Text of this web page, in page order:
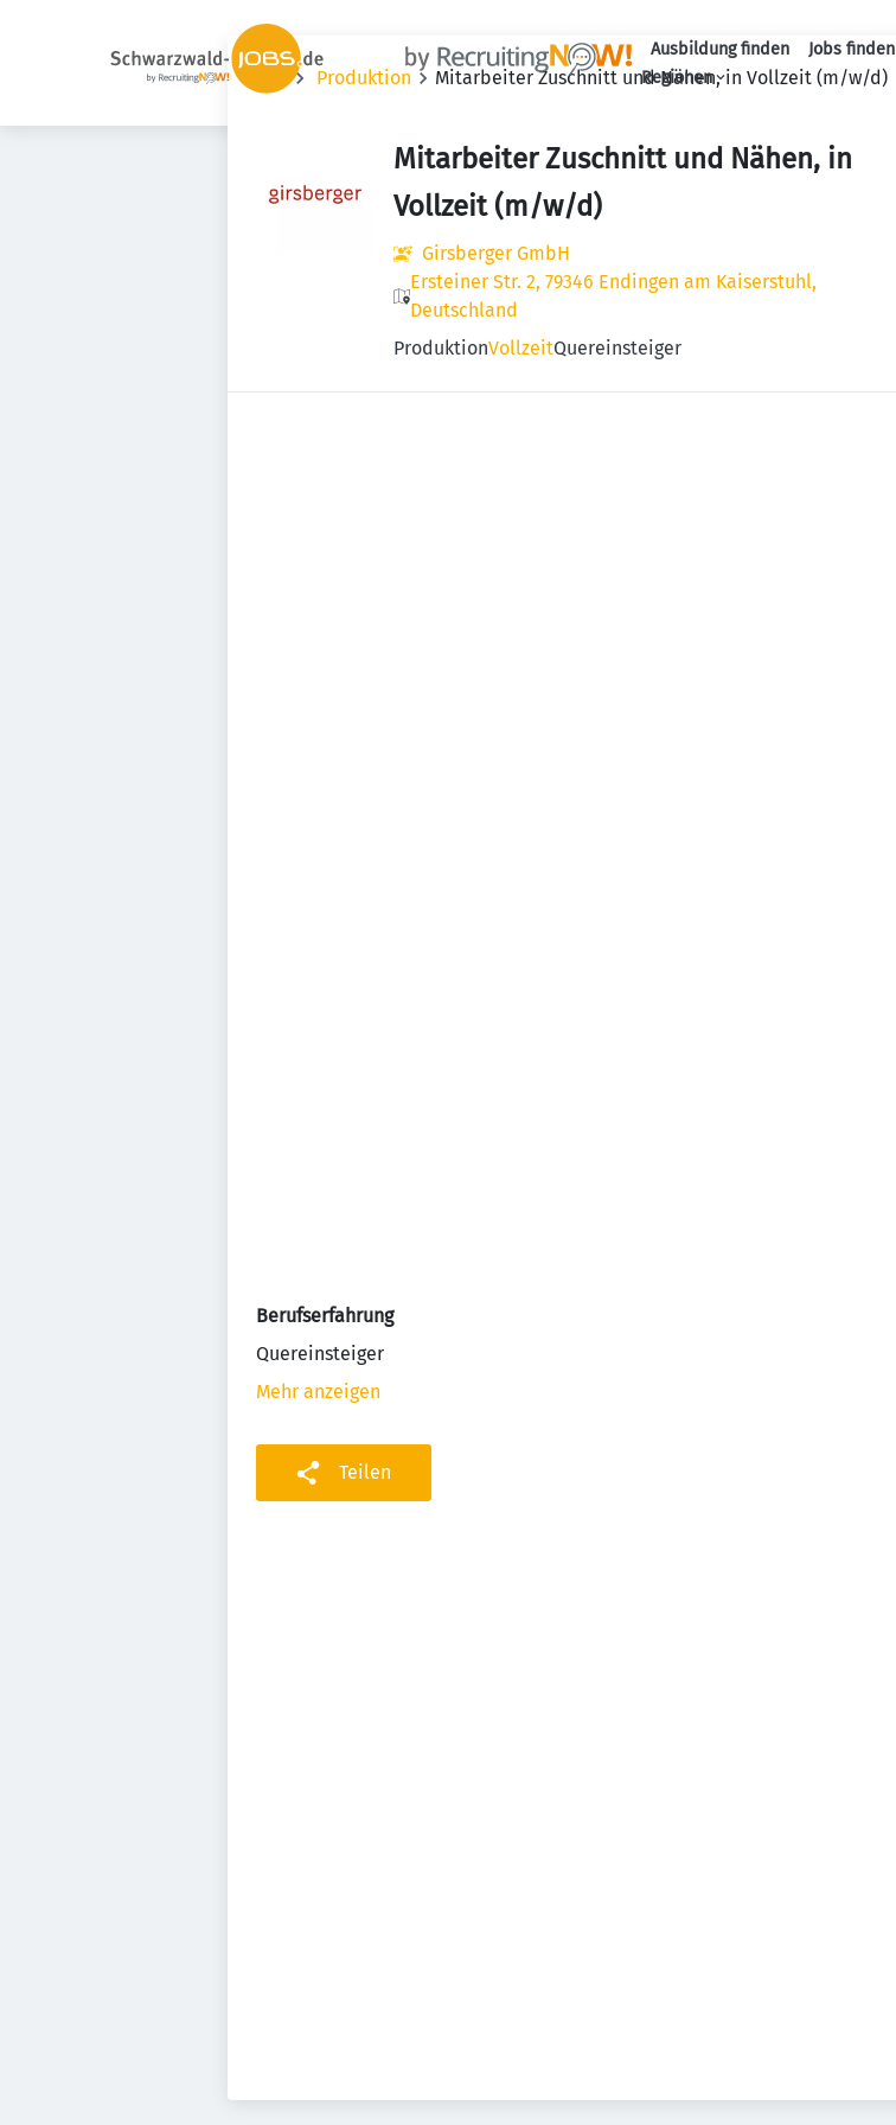
Ausbildung finden Jobs finden
Regionen
Produktion Mitarbeiter Zuschnitt und Nähen, in Vollzeit (m/w/d)
Mitarbeiter Zuschnitt und Nähen, in
Vollzeit (m/w/d)
Girsberger GmbH
Ersteiner Str. 2, 79346 Endingen am Kaiserstuhl,
Deutschland
ProduktionVollzeitQuereinsteiger
Berufserfahrung
Quereinsteiger
Mehr anzeigen
Teilen